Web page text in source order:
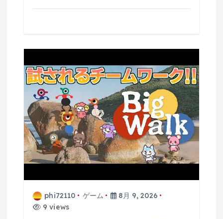
phi72110 ゲーム
8月 9, 2026
9 views